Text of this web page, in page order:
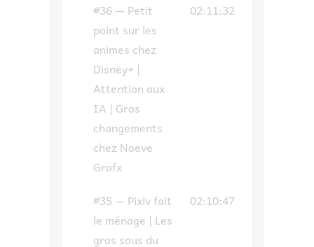
#36 — Petit
point sur les
animes chez
Disney+ |
Attention aux
IA | Gros
changements
chez Noeve
Grafx
02:11:32
#35 — Pixiv fait
le ménage | Les
gros sous du
02:10:47